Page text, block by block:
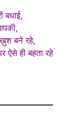
बधाई,
बने रहे,
ऐसे ही बहता रहे